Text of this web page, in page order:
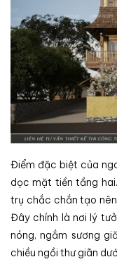
Điểm đặc biệt của
dọc mặt tiền tầng
trụ chắc chắn tạo
Đây chính là nơi lý
nóng, ngắm sương
chiều ngồi thư giãn